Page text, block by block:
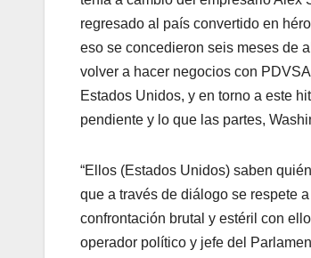
regresado al país convertido en
eso se concedieron seis meses de
volver a hacer negocios con
Estados Unidos, y en torno a este
pendiente y lo que las partes,
“Ellos (Estados Unidos) saben
que a través de diálogo se respete
confrontación brutal y estéril con
operador político y jefe del